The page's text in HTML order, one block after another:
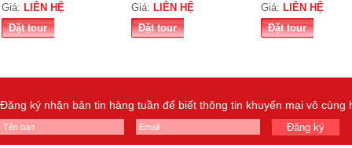
Giá: LIÊN HỆ
Đặt tour
Giá: LIÊN HỆ
Đặt tour
Giá: LIÊN HỆ
Đặt tour
Đăng ký nhận bản tin hàng tuần để biết thông tin khuyến mại vô cùng
Đăng ký